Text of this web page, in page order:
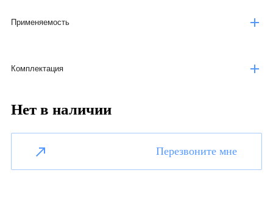
Применяемость
Комплектация
Нет в наличии
Перезвоните мне